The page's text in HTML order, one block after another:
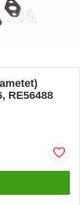
RE56488